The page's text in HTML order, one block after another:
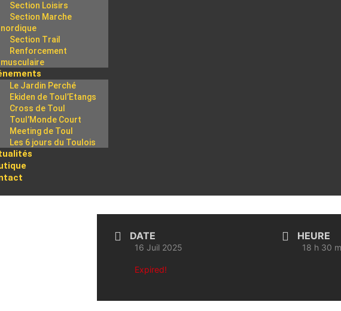
Section Loisirs
Section Marche
nordique
Section Trail
Renforcement
musculaire
Le Jardin Perché
Ekiden de Toul’Etangs
Cross de Toul
Toul’Monde Court
Meeting de Toul
Les 6 jours du Toulois
DATE
16 Juil 2025
Expired!
HEURE
18 h 30